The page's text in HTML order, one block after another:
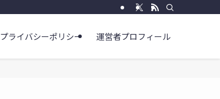
プライバシーポリシー 運営者プロフィール